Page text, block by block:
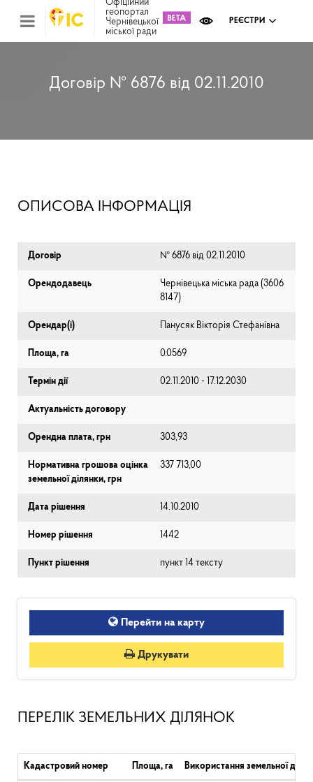
Офіційний
геопортал
Чернівецької
міської ради
РЕЄСТРИ
Договір № 6876 від 02.11.2010
ОПИСОВА ІНФОРМАЦІЯ
Договір № 6876 від 02.11.2010
Орендодавець
Чернівецька міська рада (⁨3606
8147⁩)
Орендар(і) Панусяк Вікторія Стефанівна
Площа, га 0.0569
Термін дії 02.11.2010 - 17.12.2030
Актуальність договору
Орендна плата, грн 303,93
Нормативна грошова оцінка
земельної ділянки, грн
337 713,00
Дата рішення 14.10.2010
Номер рішення 1442
Пункт рішення пункт 14 тексту
Перейти на карту
Друкувати
ПЕРЕЛІК ЗЕМЕЛЬНИХ ДІЛЯНОК
Кадастровий номер Площа, га Використання земельної